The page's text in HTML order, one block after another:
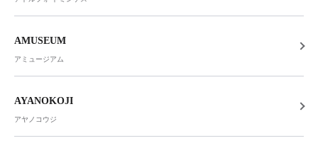
AMUSEUM
アミュージアム
AYANOKOJI
アヤノコウジ